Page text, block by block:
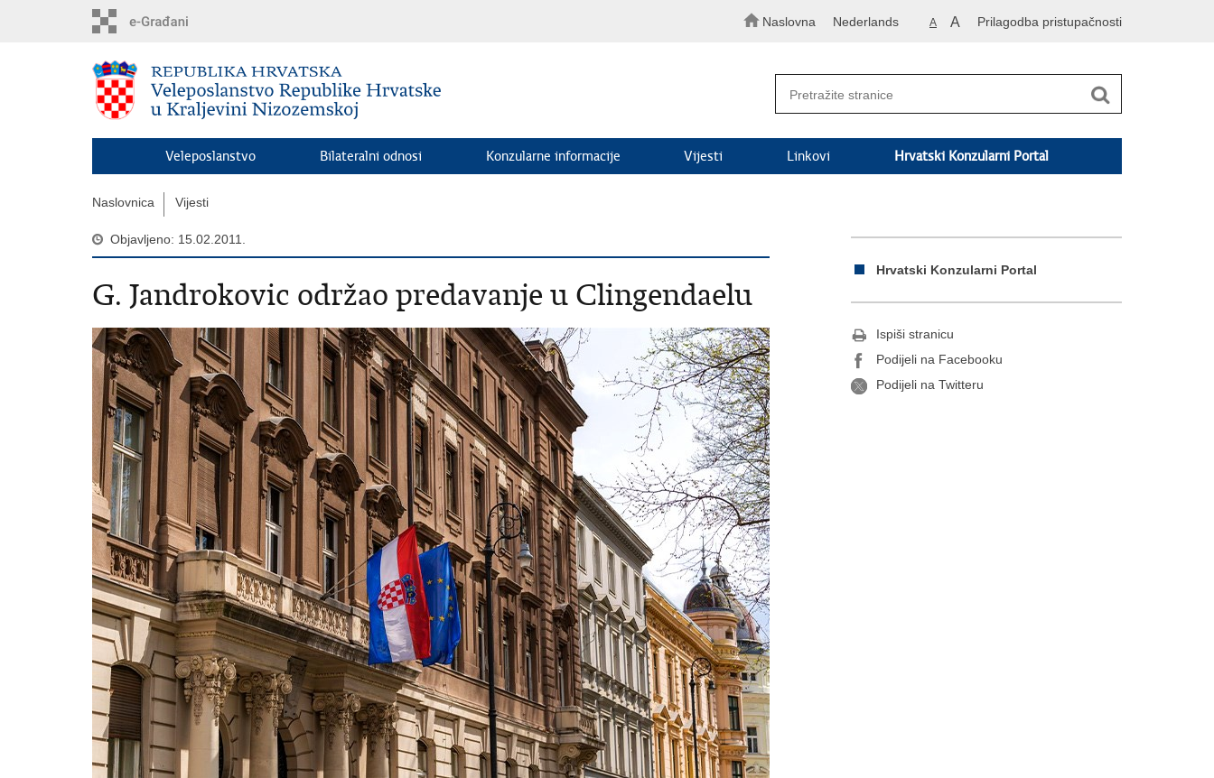
Naslovna Nederlands A A Prilagodba pristupačnosti
Veleposlanstvo Bilateralni odnosi Konzularne informacije Vijesti Linkovi Hrvatski Konzularni Portal
Naslovnica Vijesti
Objavljeno: 15.02.2011.
G. Jandrokovic održao predavanje u Clingendaelu
Hrvatski Konzularni Portal
Ispiši stranicu
Podijeli na Facebooku
Podijeli na Twitteru